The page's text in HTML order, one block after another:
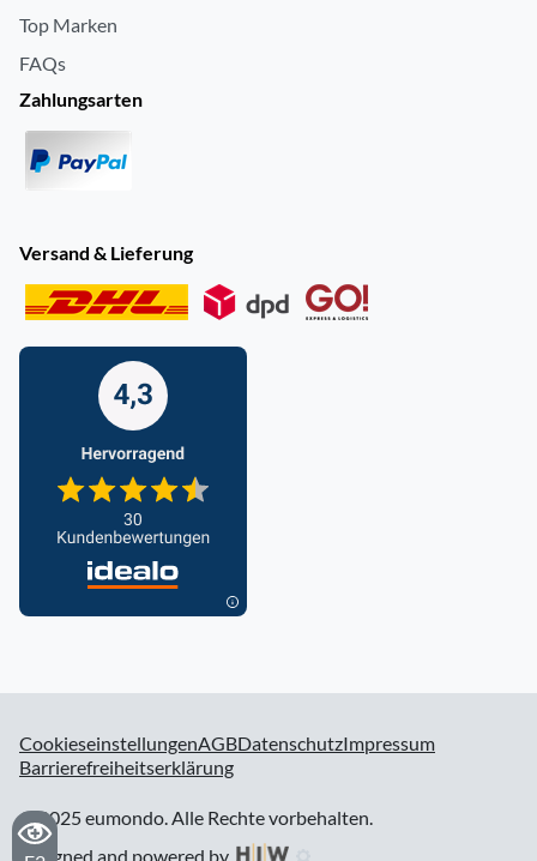
Top Marken
FAQs
Zahlungsarten
Versand & Lieferung
CookieseinstellungenAGBDatenschutzImpressum
Barrierefreiheitserklärung
© 2025 eumondo. Alle Rechte vorbehalten.
designed and powered by